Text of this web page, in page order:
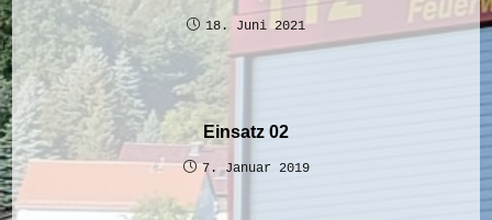
18. Juni 2021
Einsatz 02
7. Januar 2019